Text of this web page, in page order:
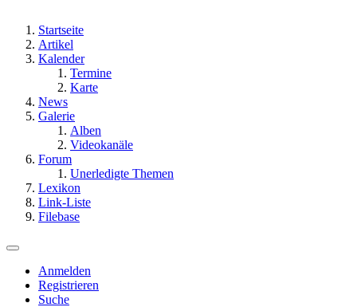
Startseite
Artikel
Kalender
Termine
Karte
News
Galerie
Alben
Videokanäle
Forum
Unerledigte Themen
Lexikon
Link-Liste
Filebase
Anmelden
Registrieren
Suche